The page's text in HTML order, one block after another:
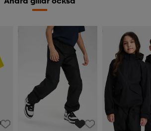
Kampanj -25% Kampanj -25%